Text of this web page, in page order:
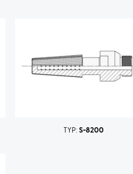
TYP: S-8200